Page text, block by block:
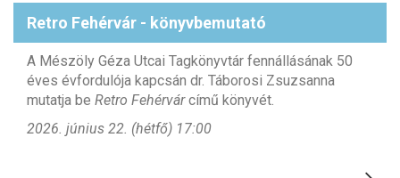
Retro Fehérvár - könyvbemutató
A Mészöly Géza Utcai Tagkönyvtár fennállásának 50
éves évfordulója kapcsán dr. Táborosi Zsuzsanna
mutatja be Retro Fehérvárcímű könyvét.
2026. június 22. (hétfő) 17:00